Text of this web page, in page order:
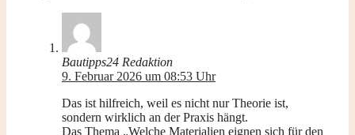
Bautipps24 Redaktion
9. Februar 2026 um 08:53 Uhr
Das ist hilfreich, weil es nicht nur Theorie ist,
sondern wirklich an der Praxis hängt.
Das Thema „Welche Materialien eignen sich für den